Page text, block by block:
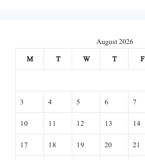
August 2026
M
T W T F
3
4 5 6 7
10
11 12 13 14
17
18 19 20 21